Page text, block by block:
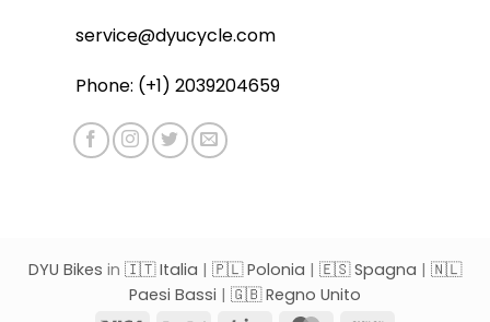
service@dyucycle.com
Phone: (+1) 2039204659
DYU Bikes in 🇮🇹 Italia | 🇵🇱 Polonia | 🇪🇸 Spagna | 🇳🇱
Paesi Bassi | 🇬🇧 Regno Unito